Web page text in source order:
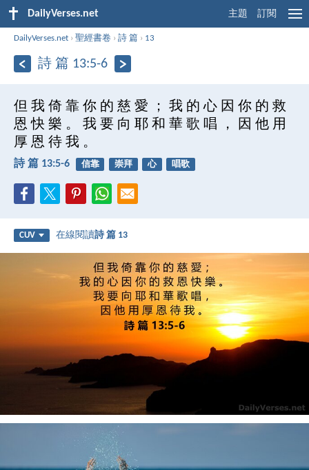
DailyVerses.net 主題 訂閱
DailyVerses.net ›聖經書卷 ›詩 篇 › 13
詩 篇 13:5-6
但 我 倚 靠 你 的 慈 愛 ； 我 的 心 因 你 的 救
恩 快 樂 。 我 要 向 耶 和 華 歌 唱 ， 因 他 用
厚 恩 待 我 。
詩 篇 13:5-6 信靠 崇拜 心 唱歌
CUV 在線閱讀詩 篇 13